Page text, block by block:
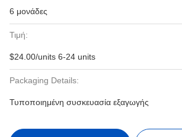
6 μονάδες
Τιμή:
$24.00/units 6-24 units
Packaging Details:
Τυποποιημένη συσκευασία εξαγωγής